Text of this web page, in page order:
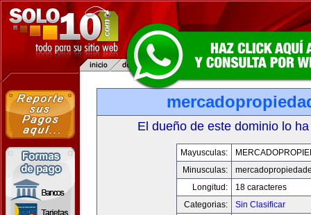
El dueño de este dominio lo
Mayusculas:
Minusculas:
Longitud:
18 caracteres
Categorias:
Sin Clasificar